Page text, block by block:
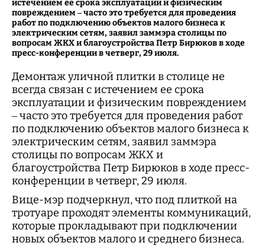
истечением ее срока эксплуатации и физическим
повреждением – часто это требуется для проведения
работ по подключению объектов малого бизнеса к
электрическим сетям, заявил заммэра столицы по
вопросам ЖКХ и благоустройства Петр Бирюков в ходе
пресс-конференции в четверг, 29 июля.
Демонтаж уличной плитки в столице не
всегда связан с истечением ее срока
эксплуатации и физическим повреждением
– часто это требуется для проведения работ
по подключению объектов малого бизнеса к
электрическим сетям, заявил заммэра
столицы по вопросам ЖКХ и
благоустройства Петр Бирюков в ходе пресс-
конференции в четверг, 29 июля.
Вице-мэр подчеркнул, что под плиткой на
тротуаре проходят элементы коммуникаций,
которые прокладывают при подключении
новых объектов малого и среднего бизнеса.